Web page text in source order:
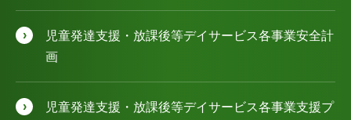
児童発達⽀援・放課後等デイサービス各事業安全計
画
児童発達⽀援・放課後等デイサービス各事業⽀援プ